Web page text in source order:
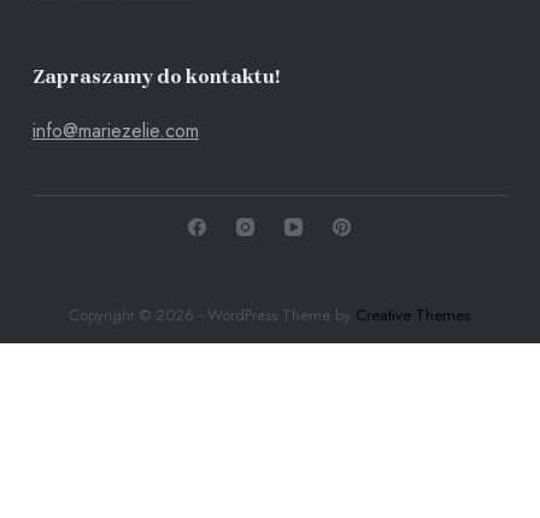
Zapraszamy do kontaktu!
info@mariezelie.com
Copyright © 2026 - WordPress Theme by Creative Themes